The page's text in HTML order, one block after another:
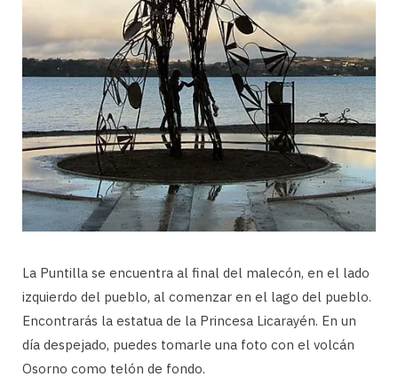
La Puntilla se encuentra al final del malecón, en el lado
izquierdo del pueblo, al comenzar en el lago del pueblo.
Encontrarás la estatua de la Princesa Licarayén. En un
día despejado, puedes tomarle una foto con el volcán
Osorno como telón de fondo.